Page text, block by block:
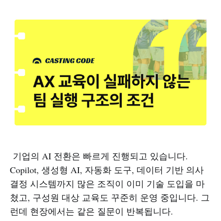
기업의 AI 전환은 빠르게 진행되고 있습니다.
Copilot, 생성형 AI, 자동화 도구, 데이터 기반 의사
결정 시스템까지 많은 조직이 이미 기술 도입을 마
쳤고, 구성원 대상 교육도 꾸준히 운영 중입니다. 그
런데 현장에서는 같은 질문이 반복됩니다.